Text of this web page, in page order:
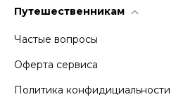
Путешественникам
Частые вопросы
Оферта сервиса
Политика конфидициальности